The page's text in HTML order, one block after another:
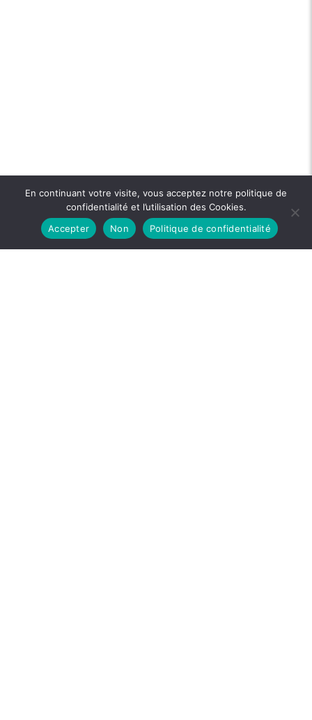
En continuant votre visite, vous acceptez notre politique de
confidentialité et l’utilisation des Cookies.
Accepter
Non Politique de confidentialité